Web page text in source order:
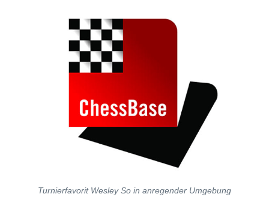
Turnierfavorit Wesley So in anregender Umgebung